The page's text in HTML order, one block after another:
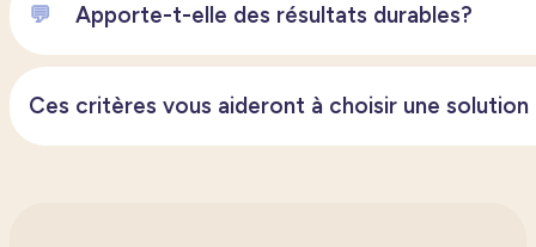
💬 Apporte-t-elle des résultats durables?
Ces critères vous aideront à choisir une